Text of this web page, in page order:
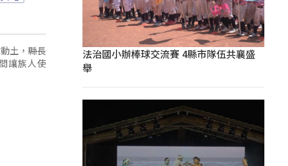
土，縣長
讓族人使
法治國小辦棒球交流賽 4縣市隊伍共襄盛
舉